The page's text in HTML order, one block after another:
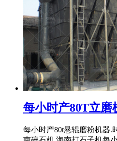
每小时产80T立磨
每小时产80t悬辊磨粉机器.